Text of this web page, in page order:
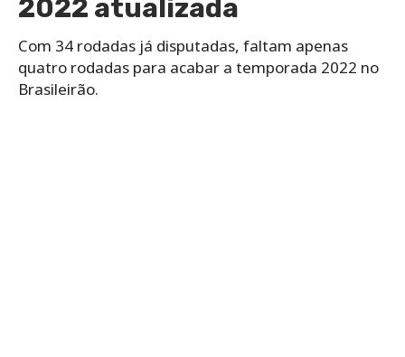
2022 atualizada
Com 34 rodadas já disputadas, faltam apenas
quatro rodadas para acabar a temporada 2022 no
Brasileirão.